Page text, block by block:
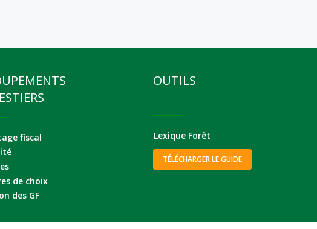
fiscal
de choix
des GF
OUTILS
Lexique Forêt
TÉLÉCHARGER LE GUIDE